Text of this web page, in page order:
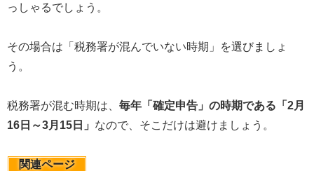
っしゃるでしょう。
その場合は「税務署が混んでいない時期」を選びましょ
う。
税務署が混む時期は、 毎年「確定申告」の時期である「2月
16日～3月15日」 なので、そこだけは避けましょう。
関連ページ